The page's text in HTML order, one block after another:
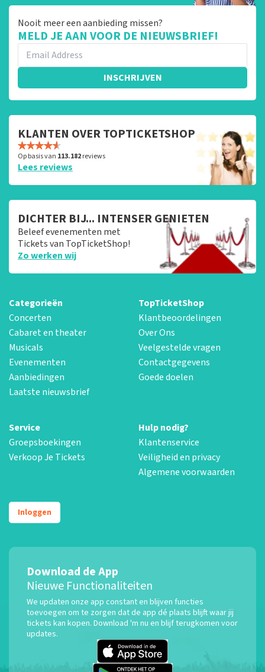
Nooit meer een aanbieding missen?
MELD JE AAN VOOR DE NIEUWSBRIEF!
INSCHRIJVEN
KLANTEN OVER TOPTICKETSHOP
Op basis van 113.182reviews
Lees reviews
DICHTER BIJ... INTENSER GENIETEN
Beleef evenementen met
Tickets van TopTicketShop!
Zo werken wij
Categorieën
Concerten
Cabaret en theater
Musicals
Evenementen
Aanbiedingen
Laatste nieuwsbrief
TopTicketShop
Klantbeoordelingen
Over Ons
Veelgestelde vragen
Contactgegevens
Goede doelen
Service
Groepsboekingen
Verkoop Je Tickets
Hulp nodig?
Klantenservice
Veiligheid en privacy
Algemene voorwaarden
Inloggen
Download de App
Nieuwe Functionaliteiten
We updaten onze app constant en blijven functies
toevoegen om te zorgen dat de app dé plaats blijft waar jij
tickets kan kopen. Download 'm nu en blijf terugkomen voor
updates.